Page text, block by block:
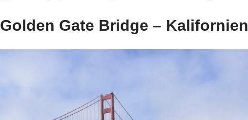
Golden Gate Bridge – Kalifornien